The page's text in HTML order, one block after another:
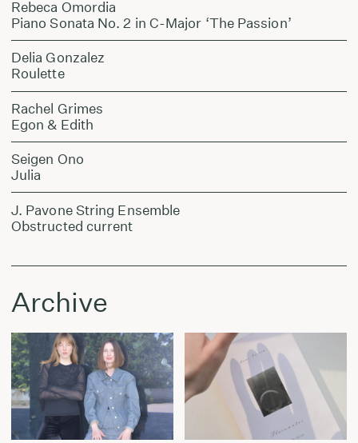
Rebeca Omordia
Piano Sonata No. 2 in C-Major ‘The Passion’
Delia Gonzalez
Roulette
Rachel Grimes
Egon & Edith
Seigen Ono
Julia
J. Pavone String Ensemble
Obstructed current
Archive